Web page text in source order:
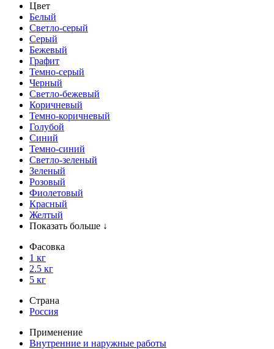
Цвет
Белый
Светло-серый
Серый
Бежевый
Графит
Темно-серый
Черный
Светло-бежевый
Коричневый
Темно-коричневый
Голубой
Синий
Темно-синий
Светло-зеленый
Зеленый
Розовый
Фиолетовый
Красный
Желтый
Показать больше ↓
Фасовка
1 кг
2.5 кг
5 кг
Страна
Россия
Применение
Внутренние и наружные работы